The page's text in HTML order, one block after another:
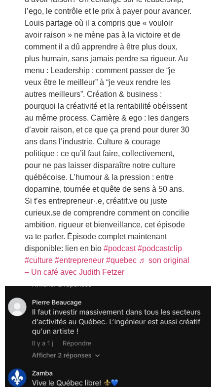
l’ego, le contrôle et le prix à payer pour avancer.
Louis partage où il a compris que « vouloir
avoir raison » ne mène pas à la victoire et de
comment il a dû apprendre à être plus doux,
plus humain, sans jamais perdre sa rigueur. Au
menu : Leadership : comment passer de “je
veux être le meilleur” à “je veux rendre les
autres meilleurs”. Création & business :
pourquoi la créativité et la rentabilité obéissent
au même process. Carrière & ego : les dangers
d’avoir raison, et ce que ça prend pour durer 30
ans dans l’industrie. Culture & courage
politique : ce qu’il faut faire, collectivement,
pour ne pas laisser disparaître notre culture
québécoise. L’humour & la pression : entre
dopamine, tournée et quête de sens à 50 ans.
Si t’es entrepreneur·.e, créatif.ve ou juste
curieux.se de comprendre comment on concilie
ambition, rigueur et bienveillance, cet épisode
va te parler. Épisode complet maintenant
disponible: lien en bio #podcast #podcastclip
#culture #entrepreneur #quebec ♬ son original
– Un café avec Judith Fetzer